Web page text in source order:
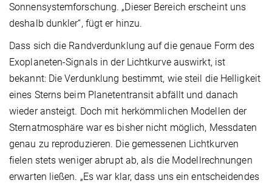
Sonnensystemforschung. „Dieser Bereich erscheint uns
deshalb dunkler“, fügt er hinzu.
Dass sich die Randverdunklung auf die genaue Form des
Exoplaneten-Signals in der Lichtkurve auswirkt, ist
bekannt: Die Verdunklung bestimmt, wie steil die Helligkeit
eines Sterns beim Planetentransit abfällt und danach
wieder ansteigt. Doch mit herkömmlichen Modellen der
Sternatmosphäre war es bisher nicht möglich, Messdaten
genau zu reproduzieren. Die gemessenen Lichtkurven
fielen stets weniger abrupt ab, als die Modellrechnungen
erwarten ließen. „Es war klar, dass uns ein entscheidendes